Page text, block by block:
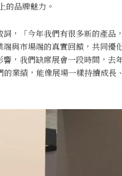
的品牌魅力。
，「今年我們有很多新的產品
與市場端的真實回饋，共同優
，我們缺席展會一段時間，去
業績，能像展場一樣持續成長